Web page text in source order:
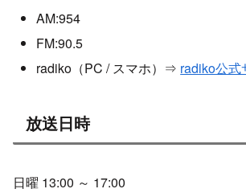
AM:954
FM:90.5
radiko（PC / スマホ）⇒ radiko公式
放送日時
日曜 13:00 ～ 17:00